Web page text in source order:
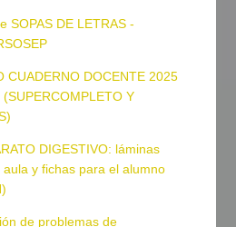
SOPAS DE LETRAS -
CUADERNO DOCENTE 2025
Y
DIGESTIVO: láminas
aula y fichas para el alumno
de problemas de